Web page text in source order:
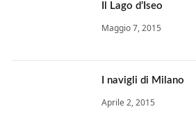
Il Lago d’Iseo
Maggio 7, 2015
I navigli di Milano
Aprile 2, 2015